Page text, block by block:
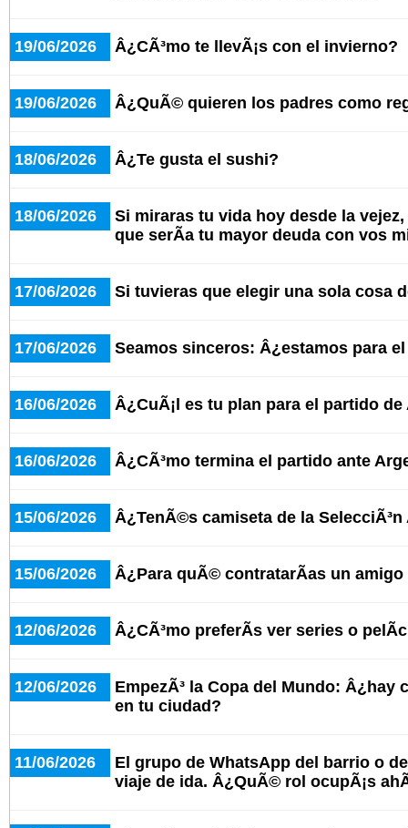
19/06/2026 Â¿CÃ³mo te llevÃ¡s con el invierno?
19/06/2026 Â¿QuÃ© quieren los padres como
18/06/2026 Â¿Te gusta el sushi?
18/06/2026
Si miraras tu vida hoy desde la
que serÃ­a tu mayor deuda con vos
17/06/2026 Si tuvieras que elegir una sola cosa
17/06/2026 Seamos sinceros: Â¿estamos para
16/06/2026 Â¿CuÃ¡l es tu plan para el partido
16/06/2026 Â¿CÃ³mo termina el partido ante
15/06/2026 Â¿TenÃ©s camiseta de la
15/06/2026 Â¿Para quÃ© contratarÃ­as un
12/06/2026 Â¿CÃ³mo preferÃ­s ver series o
12/06/2026
EmpezÃ³ la Copa del Mundo: Â¿hay
en tu ciudad?
11/06/2026
El grupo de WhatsApp del barrio o
viaje de ida. Â¿QuÃ© rol ocupÃ¡s